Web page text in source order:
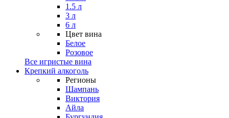
1.5 л
3 л
6 л
Цвет вина
Белое
Розовое
Все игристые вина
Крепкий алкоголь
Регионы
Шампань
Виктория
Айла